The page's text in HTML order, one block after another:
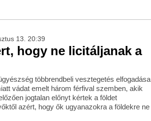
13. 20:39
hogy ne licitáljanak a
többrendbeli vesztegetés elfogadása
vádat emelt három férfival szemben, akik
jogtalan előnyt kértek a földet
azért, hogy ők ugyanazokra a földekre ne